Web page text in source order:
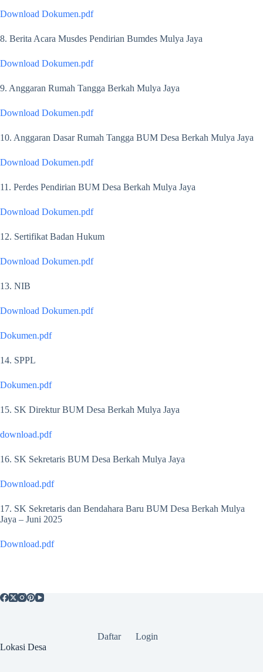
Download Dokumen.pdf
8. Berita Acara Musdes Pendirian Bumdes Mulya Jaya
Download Dokumen.pdf
9. Anggaran Rumah Tangga Berkah Mulya Jaya
Download Dokumen.pdf
10. Anggaran Dasar Rumah Tangga BUM Desa Berkah Mulya Jaya
Download Dokumen.pdf
11. Perdes Pendirian BUM Desa Berkah Mulya Jaya
Download Dokumen.pdf
12. Sertifikat Badan Hukum
Download Dokumen.pdf
13. NIB
Download Dokumen.pdf
Dokumen.pdf
14. SPPL
Dokumen.pdf
15. SK Direktur BUM Desa Berkah Mulya Jaya
download.pdf
16. SK Sekretaris BUM Desa Berkah Mulya Jaya
Download.pdf
17. SK Sekretaris dan Bendahara Baru BUM Desa Berkah Mulya
Jaya – Juni 2025
Download.pdf
Daftar
Login
Lokasi Desa